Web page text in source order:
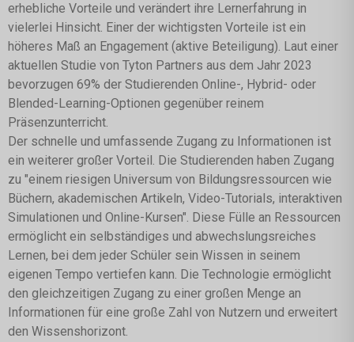
erhebliche Vorteile und verändert ihre Lernerfahrung in
vielerlei Hinsicht. Einer der wichtigsten Vorteile ist ein
höheres Maß an Engagement (aktive Beteiligung). Laut einer
aktuellen Studie von Tyton Partners aus dem Jahr 2023
bevorzugen 69% der Studierenden Online-, Hybrid- oder
Blended-Learning-Optionen gegenüber reinem
Präsenzunterricht.
Der schnelle und umfassende Zugang zu Informationen ist
ein weiterer großer Vorteil. Die Studierenden haben Zugang
zu "einem riesigen Universum von Bildungsressourcen wie
Büchern, akademischen Artikeln, Video-Tutorials, interaktiven
Simulationen und Online-Kursen". Diese Fülle an Ressourcen
ermöglicht ein selbständiges und abwechslungsreiches
Lernen, bei dem jeder Schüler sein Wissen in seinem
eigenen Tempo vertiefen kann. Die Technologie ermöglicht
den gleichzeitigen Zugang zu einer großen Menge an
Informationen für eine große Zahl von Nutzern und erweitert
den Wissenshorizont.